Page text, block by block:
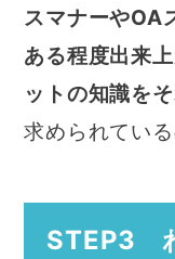
スマナーやOA
ある程度出来上
ットの知識を
求められてい
STEP3